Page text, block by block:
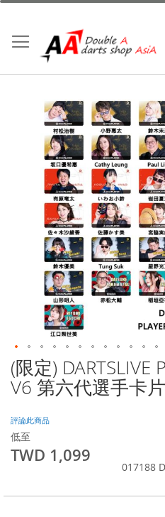
跳
內
容
(限定) DARTSLIVE
V6 第六代選手卡
評論此商品
低至
TWD 1,099
017188
Skip
to
the
of
the
images
gallery